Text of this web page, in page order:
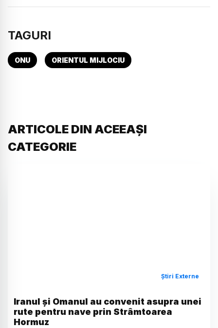
TAGURI
ONU ORIENTUL MIJLOCIU
ARTICOLE DIN ACEEAȘI
CATEGORIE
Știri Externe
Iranul și Omanul au convenit asupra unei
rute pentru nave prin Strâmtoarea
Hormuz